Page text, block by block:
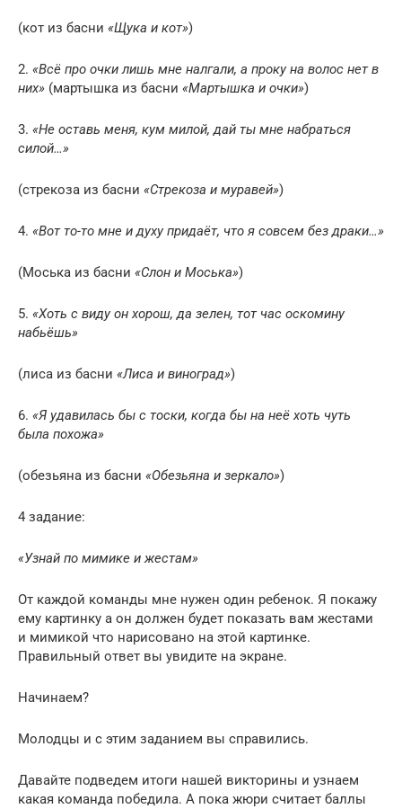
(кот из басни «Щука и кот»)
2. «Всё про очки лишь мне налгали, а проку на волос нет в
них» (мартышка из басни «Мартышка и очки»)
3. «Не оставь меня, кум милой, дай ты мне набраться
силой…»
(стрекоза из басни «Стрекоза и муравей»)
4. «Вот то-то мне и духу придаёт, что я совсем без драки…»
(Моська из басни «Слон и Моська»)
5. «Хоть с виду он хорош, да зелен, тот час оскомину
набьёшь»
(лиса из басни «Лиса и виноград»)
6. «Я удавилась бы с тоски, когда бы на неё хоть чуть
была похожа»
(обезьяна из басни «Обезьяна и зеркало»)
4 задание:
«Узнай по мимике и жестам»
От каждой команды мне нужен один ребенок. Я покажу
ему картинку а он должен будет показать вам жестами
и мимикой что нарисовано на этой картинке.
Правильный ответ вы увидите на экране.
Начинаем?
Молодцы и с этим заданием вы справились.
Давайте подведем итоги нашей викторины и узнаем
какая команда победила. А пока жюри считает баллы